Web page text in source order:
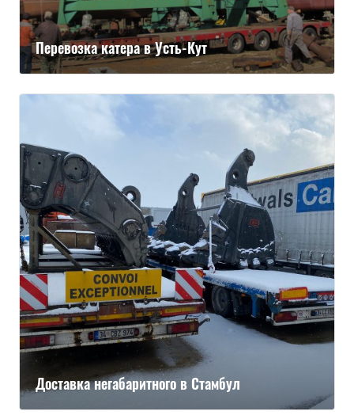
Перевозка катера в Усть-Кут
Доставка негабаритного в Стамбул